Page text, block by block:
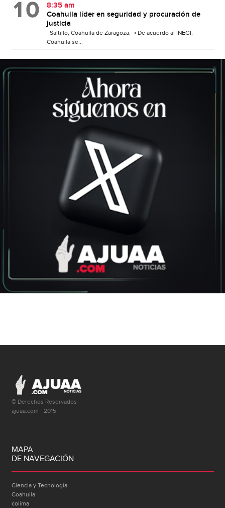
8:35 am
Coahuila líder en seguridad y procuración de
justicia
Saltillo, Coahuila de Zaragoza.- • De acuerdo al INEGI,
Coahuila se...
© Derechos Reservados
ajuaa.com - 2015
MAPA
DE NAVEGACIÓN
Ciencia y Tecnología
Coahuila
colima